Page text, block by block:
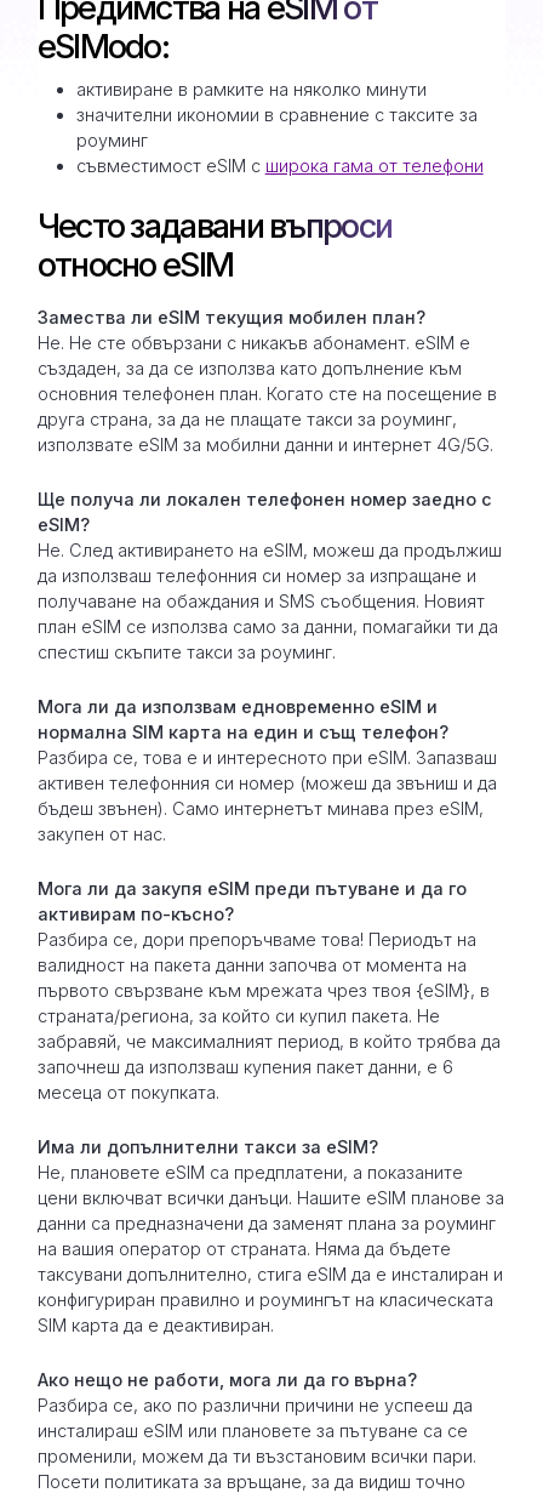
eSIModo:
активиране в рамките на няколко минути
значителни икономии в сравнение с таксите за
роуминг
съвместимост eSIM с широка гама от телефони
Често задавани въпроси
относно eSIM
Замествa ли eSIM текущия мобилен план?
Не. Не сте обвързани с никакъв абонамент. eSIM е
създаден, за да се използва като допълнение към
основния телефонен план. Когато сте на посещение в
друга страна, за да не плащате такси за роуминг,
използвате eSIM за мобилни данни и интернет 4G/5G.
Ще получа ли локален телефонен номер заедно с
eSIM?
Не. След активирането на eSIM, можеш да продължиш
да използваш телефонния си номер за изпращане и
получаване на обаждания и SMS съобщения. Новият
план eSIM се използва само за данни, помагайки ти да
спестиш скъпите такси за роуминг.
Мога ли да използвам едновременно eSIM и
нормална SIM карта на един и същ телефон?
Разбира се, това е и интересното при eSIM. Запазваш
активен телефонния си номер (можеш да звъниш и да
бъдеш звънен). Само интернетът минава през eSIM,
закупен от нас.
Мога ли да закупя eSIM преди пътуване и да го
активирам по-късно?
Разбира се, дори препоръчваме това! Периодът на
валидност на пакета данни започва от момента на
първото свързване към мрежата чрез твоя {eSIM}, в
страната/региона, за който си купил пакета. Не
забравяй, че максималният период, в който трябва да
започнеш да използваш купения пакет данни, е 6
месеца от покупката.
Има ли допълнителни такси за eSIM?
Не, плановете eSIM са предплатени, а показаните
цени включват всички данъци. Нашите eSIM планове за
данни са предназначени да заменят плана за роуминг
на вашия оператор от страната. Няма да бъдете
таксувани допълнително, стига eSIM да е инсталиран и
конфигуриран правилно и роумингът на класическата
SIM карта да е деактивиран.
Ако нещо не работи, мога ли да го върна?
Разбира се, ако по различни причини не успееш да
инсталираш eSIM или плановете за пътуване са се
променили, можем да ти възстановим всички пари.
Посети политиката за връщане, за да видиш точно